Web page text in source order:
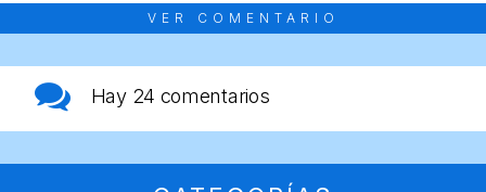
VER COMENTARIO
Hay 24 comentarios